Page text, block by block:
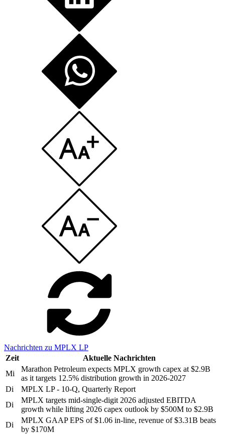
Nachrichten zu MPLX LP
Zeit
Aktuelle Nachrichten
Mi
Marathon Petroleum expects MPLX growth capex at $2.9B
as it targets 12.5% distribution growth in 2026-2027
Di
MPLX LP - 10-Q, Quarterly Report
Di
MPLX targets mid-single-digit 2026 adjusted EBITDA
growth while lifting 2026 capex outlook by $500M to $2.9B
Di
MPLX GAAP EPS of $1.06 in-line, revenue of $3.31B beats
by $170M